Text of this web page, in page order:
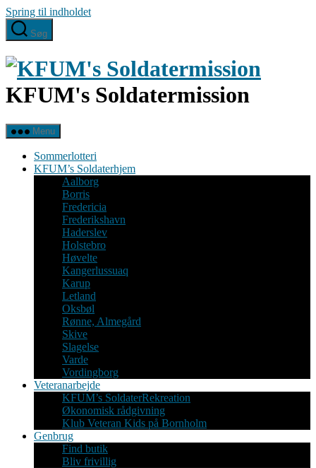
Spring til indholdet
Søg
KFUM's Soldatermission
Menu
Sommerlotteri
KFUM’s Soldaterhjem
Aalborg
Borris
Fredericia
Frederikshavn
Haderslev
Holstebro
Høvelte
Kangerlussuaq
Karup
Letland
Oksbøl
Rønne, Almegård
Skive
Slagelse
Varde
Vordingborg
Veteranarbejde
KFUM’s SoldaterRekreation
Økonomisk rådgivning
Klub Veteran Kids på Bornholm
Genbrug
Find butik
Bliv frivillig